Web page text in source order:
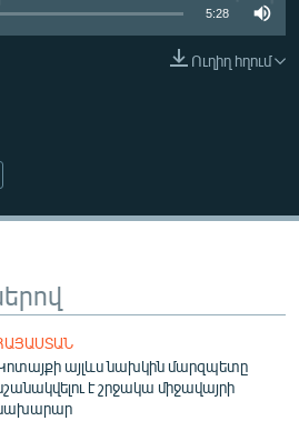
5:28
Ուղիղ հղում
այլևս նախկին մարզպետը
է շրջակա միջավայրի